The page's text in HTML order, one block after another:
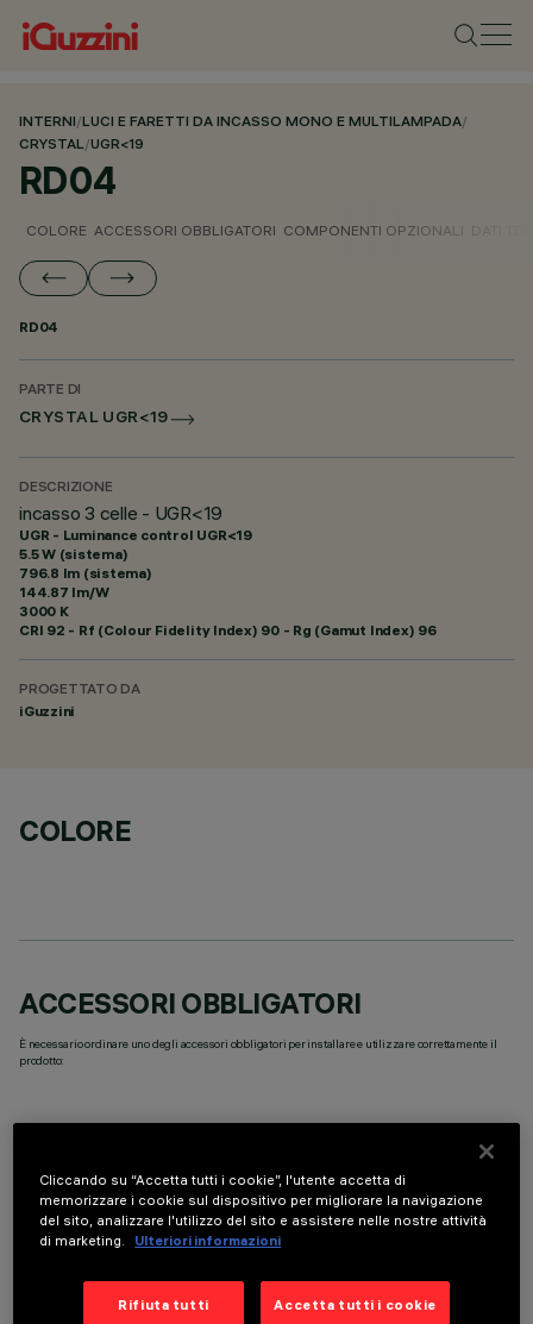
INTERNI/LUCI E FARETTI DA INCASSO MONO E MULTILAMPADA/
CRYSTAL/UGR<19
RD04
COLORE ACCESSORI OBBLIGATORI COMPONENTI OPZIONALI
RD04
PARTE DI
CRYSTAL UGR<19
DESCRIZIONE
incasso 3 celle - UGR<19
UGR - Luminance control UGR<19
5.5 W (sistema)
796.8 lm (sistema)
144.87 lm/W
3000 K
CRI 92 - Rf (Colour Fidelity Index) 90 - Rg (Gamut Index) 96
PROGETTATO DA
iGuzzini
COLORE
ACCESSORI OBBLIGATORI
È necessario ordinare uno degli accessori obbligatori per installare e utilizzare correttamente il
prodotto:
COMPONENTI OPZIONALI
Cliccando su “Accetta tutti i cookie”, l'utente accetta di
memorizzare i cookie sul dispositivo per migliorare la navigazione
del sito, analizzare l'utilizzo del sito e assistere nelle nostre attività
di marketing. Ulteriori informazioni
Rifiuta tutti Accetta tutti i cookie